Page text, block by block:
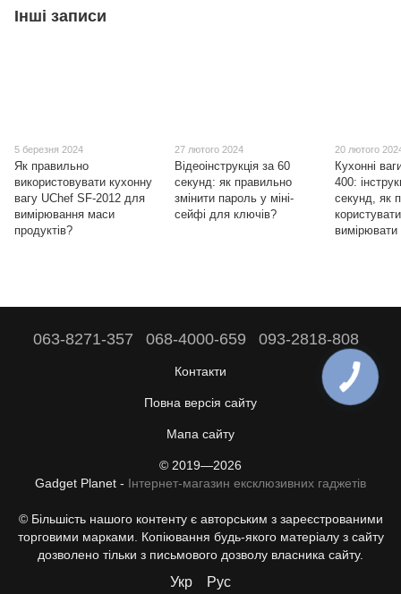
Інші записи
5 березня 2024
Як правильно
використовувати кухонну
вагу UChef SF-2012 для
вимірювання маси
продуктів?
27 лютого 2024
Відеоінструкція за 60
секунд: як правильно
змінити пароль у міні-
сейфі для ключів?
20 лютого
Кухонні
400:
секунд, як
вимірювати
063-8271-357 068-4000-659 093-2818-808
Контакти
Повна версія сайту
Мапа сайту
© 2019—2026
Gadget Planet - Інтернет-магазин ексклюзивних гаджетів
© Більшість нашого контенту є авторським з зареєстрованими
торговими марками. Копіювання будь-якого матеріалу з сайту
дозволено тільки з письмового дозволу власника сайту.
Укр Рус